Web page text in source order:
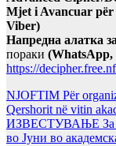
Mjet i Avancuar për
Viber)
Напредна алатка
пораки (WhatsApp,
https://decipher.free.nf
NJOFTIM Për
Qershorit në vitin
ИЗВЕСТУВАЊЕ За
во Јуни во